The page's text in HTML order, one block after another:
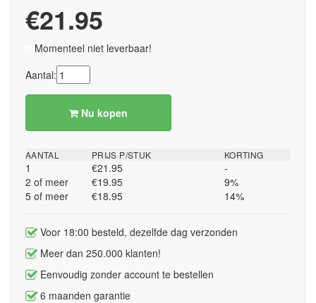
€21.95
Momenteel niet leverbaar!
Aantal:
Nu kopen
AANTAL
1
2 of meer
5 of meer
PRIJS P/STUK
€21.95
€19.95
€18.95
KORTING
-
9%
14%
Voor 18:00 besteld, dezelfde dag verzonden
Meer dan 250.000 klanten!
Eenvoudig zonder account te bestellen
6 maanden garantie